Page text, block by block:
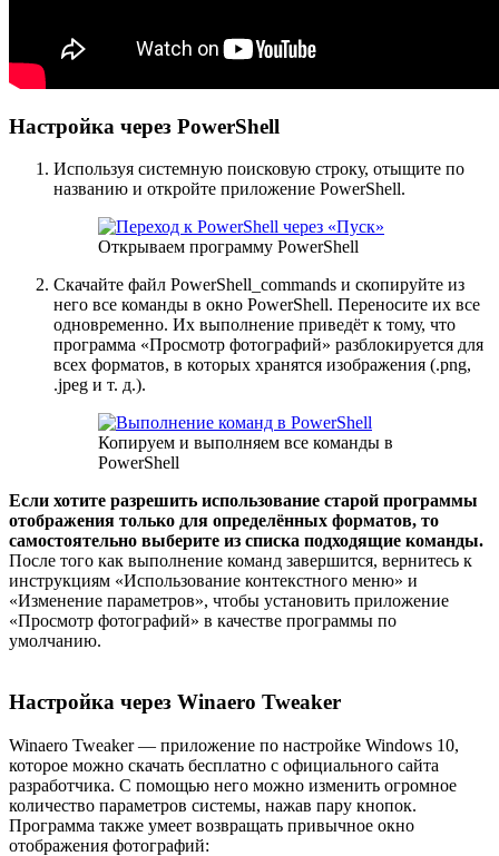
Настройка через PowerShell
Используя системную поисковую строку, отыщите по
названию и откройте приложение PowerShell.
Открываем программу PowerShell
Скачайте файл PowerShell_commands и скопируйте из
него все команды в окно PowerShell. Переносите их все
одновременно. Их выполнение приведёт к тому, что
программа «Просмотр фотографий» разблокируется для
всех форматов, в которых хранятся изображения (.png,
.jpeg и т. д.).
Копируем и выполняем все команды в
PowerShell
Если хотите разрешить использование старой программы
отображения только для определённых форматов, то
самостоятельно выберите из списка подходящие команды.
После того как выполнение команд завершится, вернитесь к
инструкциям «Использование контекстного меню» и
«Изменение параметров», чтобы установить приложение
«Просмотр фотографий» в качестве программы по
умолчанию.
Настройка через Winaero Tweaker
Winaero Tweaker — приложение по настройке Windows 10,
которое можно скачать бесплатно с официального сайта
разработчика. С помощью него можно изменить огромное
количество параметров системы, нажав пару кнопок.
Программа также умеет возвращать привычное окно
отображения фотографий: